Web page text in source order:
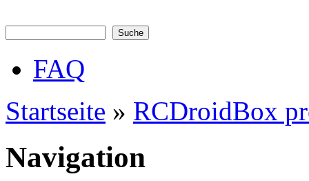
Hauptmenü
FAQ
Sie sind hier
Startseite » RCDroidBox
Navigation